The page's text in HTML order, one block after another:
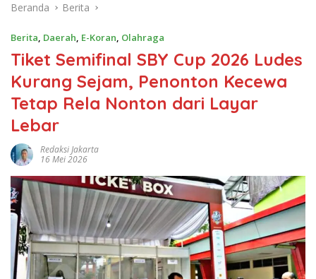
Beranda Berita
Berita, Daerah, E-Koran, Olahraga
Tiket Semifinal SBY Cup 2026 Ludes
Kurang Sejam, Penonton Kecewa
Tetap Rela Nonton dari Layar
Lebar
Redaksi Jakarta
16 Mei 2026